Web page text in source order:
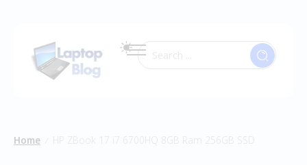
Home HP ZBook 17 i7 6700HQ 8GB Ram 256GB SSD